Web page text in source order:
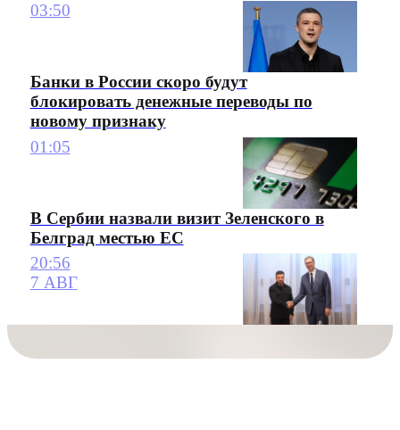
03:50
Банки в России скоро будут
блокировать денежные переводы по
новому признаку
01:05
В Сербии назвали визит Зеленского в
Белград местью ЕС
20:56
7 АВГ